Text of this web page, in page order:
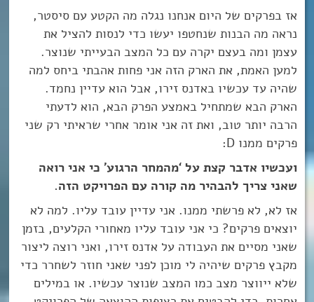
אז בפרקים של היום אנחנו נגלה מה הקטע עם סיסטר,
נראה מה הבנות שנחטפו יעשו כדי לנסות להציל את
עצמן ומה בעצם יקרה עם כל המצב הבעייתי שנוצר.
למען האמת, את הארק הזה אני פחות אהבתי ביחס למה
שהיה עד עכשיו באדנס זירו, אבל הוא עדיין נחמד.
הארק הבא שמתחיל באמצע הפרק הבא, הוא לדעתי
הרבה יותר טוב, ואת זה אני אומר אחרי שראיתי רק שני
פרקים ממנו D:
ועכשיו אדבר קצת על ‘מהמחר הרגוע’ כי אני רואה
שאני צריך להבהיר מה קורה עם הפרויקט הזה.
אז לא, לא פרשתי ממנו. אני עדיין עובד עליו. למה לא
יוצאים פרקים? כי אני עובד עליו מאחורי הקלעים, בזמן
שאני מסיים את העבודה על אדנס זירו, ואני רוצה ליצור
מקבץ פרקים שיהיה לי מוכן לפני שאני חוזר לשחרר כדי
שלא ייווצר מצב כמו המצב שנוצר עכשיו. או במילים